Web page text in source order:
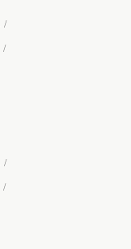
/
/
/
/